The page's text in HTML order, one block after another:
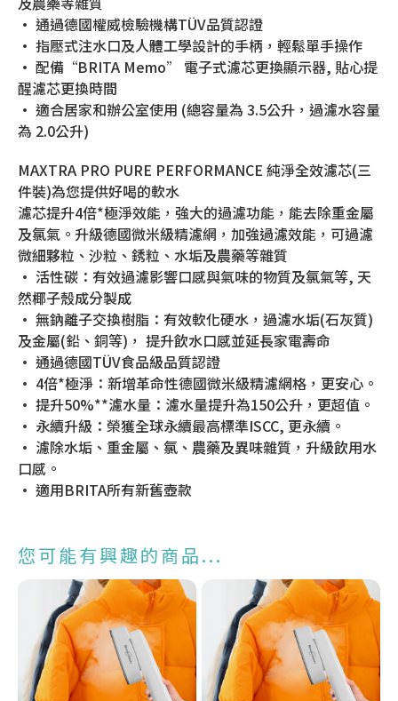
• 通過德國權威檢驗機構TÜV品質認證
• 指壓式注水口及人體工學設計的手柄，輕鬆單手操作
• 配備“BRITA Memo” 電子式濾芯更換顯示器, 貼心提
醒濾芯更換時間
• 適合居家和辦公室使用 (總容量為 3.5公升，過濾水容量
為 2.0公升)
MAXTRA PRO PURE PERFORMANCE 純淨全效濾芯(三
件裝)為您提供好喝的軟水
濾芯提升4倍*極淨效能，強大的過濾功能，能去除重金屬
及氯氣。升級德國微米級精濾網，加強過濾效能，可過濾
微細夥粒、沙粒、銹粒、水垢及農藥等雜質
• 活性碳：有效過濾影響口感與氣味的物質及氯氣等, 天
然椰子殼成分製成
• 無鈉離子交換樹脂：有效軟化硬水，過濾水垢(石灰質)
及金屬(鉛、銅等)， 提升飲水口感並延長家電壽命
• 通過德國TÜV食品級品質認證
• 4倍*極淨：新增革命性德國微米級精濾網格，更安心。
• 提升50%**濾水量：濾水量提升為150公升，更超值。
• 永續升級：榮獲全球永續最高標準ISCC, 更永續。
• 濾除水垢、重金屬、氯、農藥及異味雜質，升級飲用水
口感。
• 適用BRITA所有新舊壺款
您可能有興趣的商品...